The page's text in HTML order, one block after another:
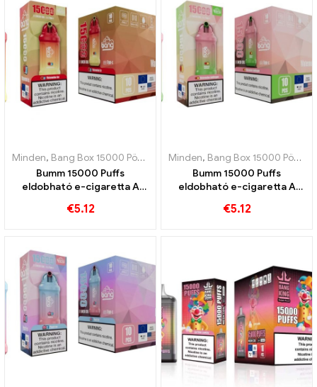
Minden, Bang Box 15000 Pöfékel
Eldobható e-cigaretta
Bumm 15000 Puffs
eldobható e-cigaretta A
keveredik a frissítő ízzel
€5.12
Minden, Bang Box 15000 Pöfékel
Bumm 15000 Puffs
eldobható e-cigaretta A
édessége az érzékszervek
€5.12